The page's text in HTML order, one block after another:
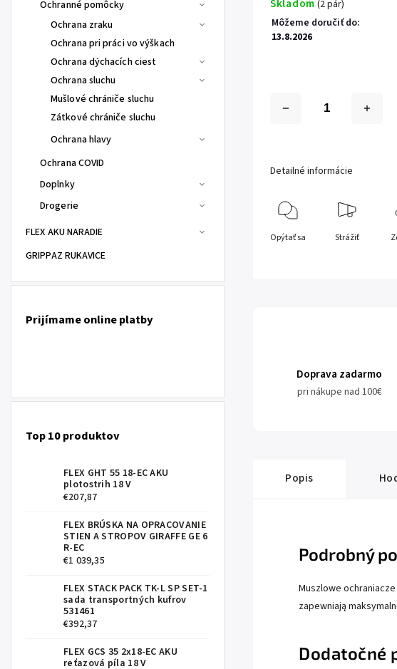
Ochranné pomôcky
Ochrana zraku
Ochrana pri práci vo výškach
Ochrana dýchacích ciest
Ochrana sluchu
Mušlové chrániče sluchu
Zátkové chrániče sluchu
Ochrana hlavy
Ochrana COVID
Doplnky
Drogerie
FLEX AKU NARADIE
GRIPPAZ RUKAVICE
Prijímame online platby
Top 10 produktov
FLEX GHT 55 18-EC AKU
plotostrih 18 V
€207,87
FLEX BRÚSKA NA OPRACOVANIE
STIEN A STROPOV GIRAFFE GE 6
R-EC
€1 039,35
FLEX STACK PACK TK-L SP SET-1
sada transportných kufrov
531461
€392,37
FLEX GCS 35 2x18-EC AKU
reťazová píla 18 V
Skladom (2 pár)
Môžeme doručiť do:
13.8.2026
Detailné informácie
Opýtať sa Strážiť
Doprava zadarmo
pri nákupe nad 100€
Popis
Podrobný
Muszlowe
zapewniają
Dodatočné